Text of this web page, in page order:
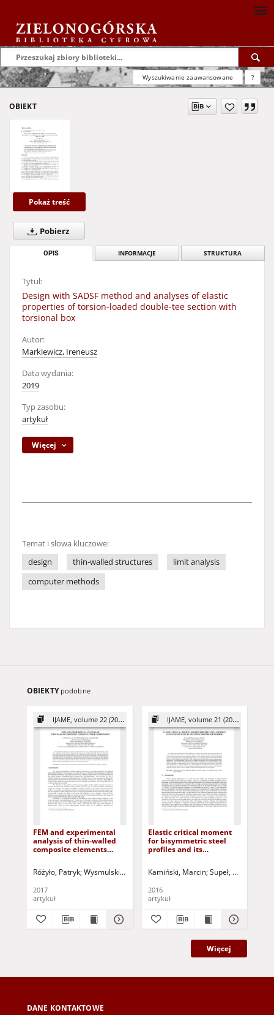
Wyszukiwanie zaawansowane ?
OBIEKT
Pokaż treść
Pobierz
OPIS INFORMACJE STRUKTURA
Tytuł:
Design with SADSF method and analyses of elastic
properties of torsion-loaded double-tee section with
torsional box
Autor:
Markiewicz, Ireneusz
Data wydania:
2019
Typ zasobu:
artykuł
Więcej
Temat i słowa kluczowe:
design
thin-walled structures
limit analysis
computer methods
OBIEKTY podobne
IJAME, volume 22 (2017)
FEM and experimental
analysis of thin-walled
composite elements
Różyło, Patryk Wysmulski, Paweł Falkowicz, Katarzyna Jurczak, Paweł
2017
artykuł
IJAME, volume 21 (2016)
Elastic critical moment
for bisymmetric steel
profiles and its
Kamiński, Marcin Supeł, Łukasz
2016
artykuł
Więcej
DANE KONTAKTOWE